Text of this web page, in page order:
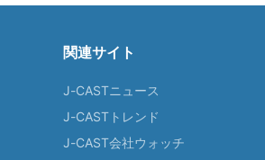
関連サイト
J-CASTニュース
J-CASTトレンド
J-CAST会社ウォッチ